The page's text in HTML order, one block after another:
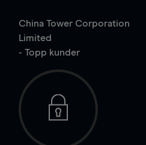
China Tower Corporation
Limited
- Topp kunder